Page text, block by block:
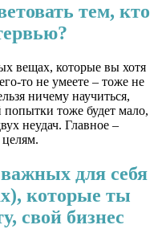
тем, кто
вещах, которые вы хотя
то не умеете – тоже не
ничему научиться,
тоже будет мало,
неудач. Главное –
для себя
которые ты
свой бизнес